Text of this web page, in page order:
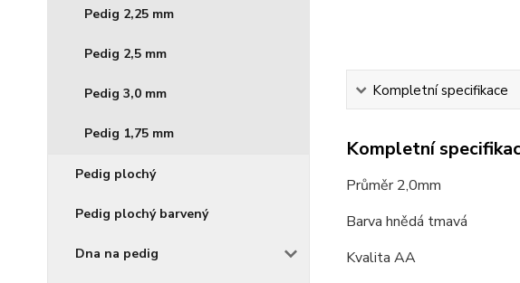
Pedig 2,25 mm
Pedig 2,5 mm
Pedig 3,0 mm
Pedig 1,75 mm
Pedig plochý
Pedig plochý barvený
Dna na pedig
Kompletní specifikace
Kompletní
Průměr 2,0mm
Barva hnědá tmavá
Kvalita AA